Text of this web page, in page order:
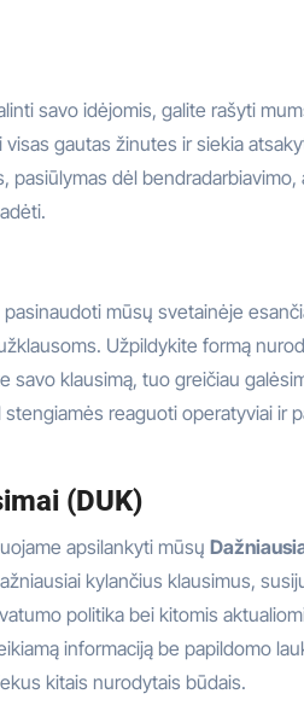
savo idėjomis, galite rašyti
gautas žinutes ir siekia
dėl bendradarbiavimo,
mūsų svetainėje
Užpildykite formą
savo klausimą, tuo greičiau
reaguoti operatyviai ir
(DUK)
apsilankyti mūsų
kylančius klausimus,
politika bei kitomis
informaciją be papildomo
kitais nurodytais būdais.